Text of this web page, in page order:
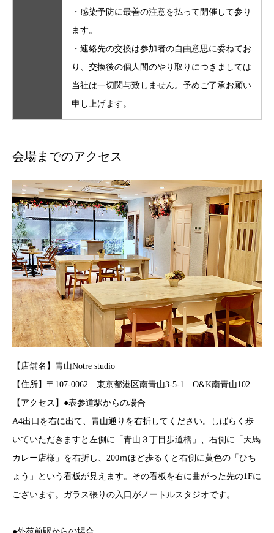
・感染予防に最善の注意を払って開催して参り
ます。
・連絡先の交換は参加者の自由意思に委ねてお
り、交換後の個人間のやり取りにつきましては
当社は一切関与致しません。予めご了承お願い
申し上げます。
会場までのアクセス
【店舗名】青山Notre studio
【住所】〒107-0062 東京都港区南青山3-5-1 O&K南青山102
【アクセス】●表参道駅からの場合
A4出口を右に出て、青山通りを右折してください。しばらく歩
いていただきますと左側に「青山３丁目歩道橋」、右側に「天馬
カレー店様」を右折し、200ｍほど歩るくと右側に黄色の「ひち
ょう」という看板が見えます。その看板を右に曲がった先の1Fに
ございます。ガラス張りの入口がノートルスタジオです。